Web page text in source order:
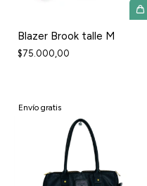
Blazer Brook talle M
$75.000,00
Envío gratis